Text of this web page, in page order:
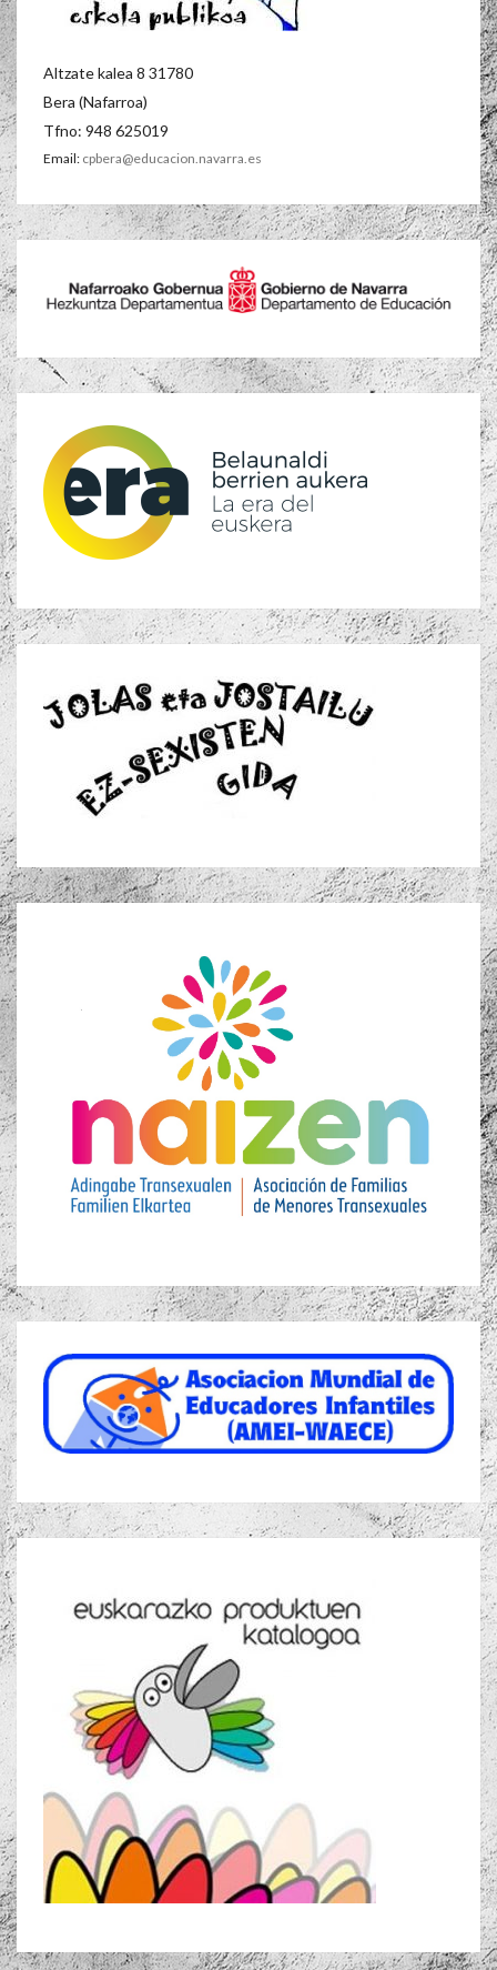
Altzate kalea 8 31780
Bera (Nafarroa)
Tfno: 948 625019
Email: cpbera@educacion.navarra.es